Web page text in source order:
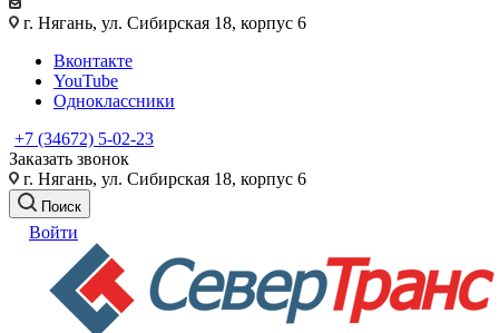
г. Нягань, ул. Сибирская 18, корпус 6
Вконтакте
YouTube
Одноклассники
+7 (34672) 5-02-23
Заказать звонок
г. Нягань, ул. Сибирская 18, корпус 6
Поиск
Войти